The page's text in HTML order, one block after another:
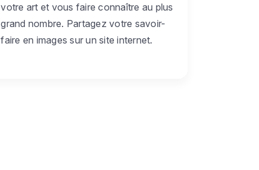
votre art et vous faire connaître au plus
grand nombre. Partagez votre savoir-
faire en images sur un site internet.